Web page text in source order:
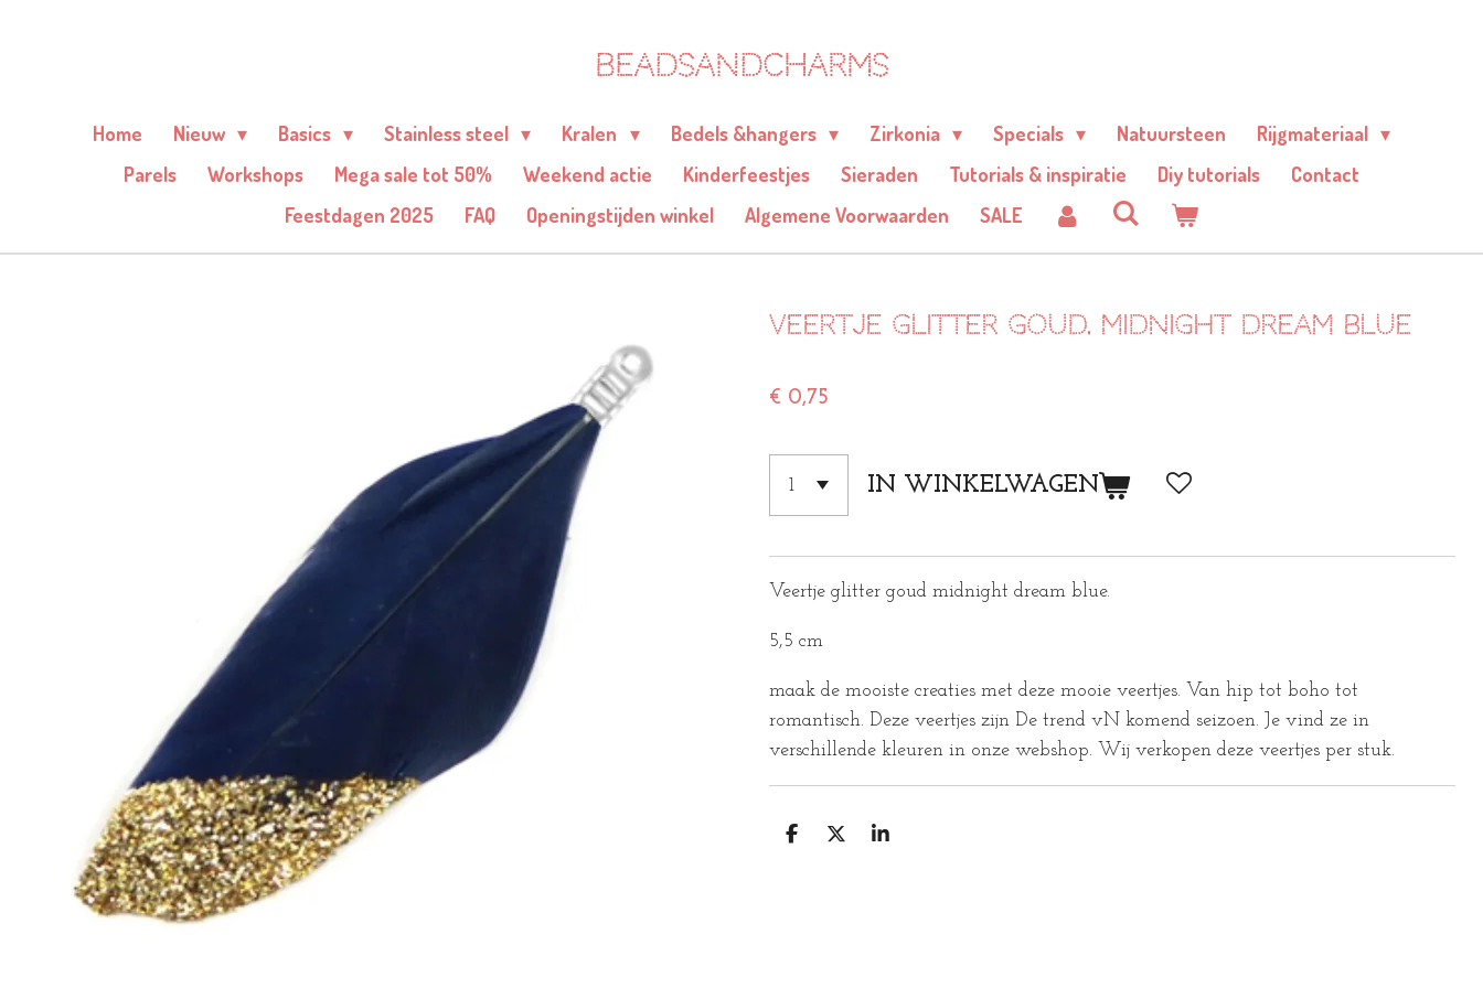
hoofdinhoud
BEADSANDCHARMS
Home Nieuw Basics Stainless steel Kralen Bedels &hangers Zirkonia Specials Natuursteen
Rijgmateriaal
Parels
Workshops Mega sale tot 50% Weekend actie Kinderfeestjes Sieraden Tutorials & inspiratie Diy tutorials
Contact
Feestdagen 2025
FAQ Openingstijden winkel Algemene Voorwaarden SALE
Veertje glitter goud. Midnight dream blue
€ 0,75
IN WINKELWAGEN
Veertje glitter goud midnight dream blue.
5,5 cm
maak de mooiste creaties met deze mooie veertjes. Van hip tot boho tot
romantisch. Deze veertjes zijn De trend vN komend seizoen. Je vind ze in
verschillende kleuren in onze webshop. Wij verkopen deze veertjes per stuk.
D
D
S